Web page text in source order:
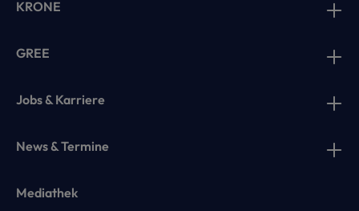
KRONE
GREE
Jobs & Karriere
News & Termine
Mediathek